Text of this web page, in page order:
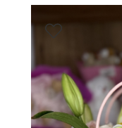
ХРИЗАНТЕМА
ОДНОГОЛОВАЯ
ПЛЁНКА,